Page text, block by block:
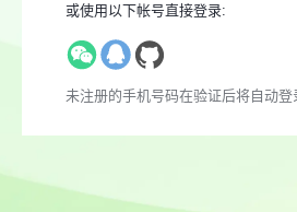
或使用以下帐号直接登录:
未注册的手机号码在验证后将自动登